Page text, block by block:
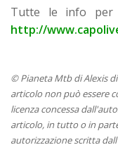
Tutte le info per
http://
© Pianeta Mtb di Alexis
articolo non può essere
licenza concessa
articolo, in tutto o in
autorizzazione scritta